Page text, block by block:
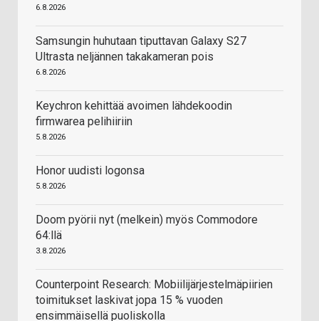
6.8.2026
Samsungin huhutaan tiputtavan Galaxy S27
Ultrasta neljännen takakameran pois
6.8.2026
Keychron kehittää avoimen lähdekoodin
firmwarea pelihiiriin
5.8.2026
Honor uudisti logonsa
5.8.2026
Doom pyörii nyt (melkein) myös Commodore
64:llä
3.8.2026
Counterpoint Research: Mobiilijärjestelmäpiirien
toimitukset laskivat jopa 15 % vuoden
ensimmäisellä puoliskolla